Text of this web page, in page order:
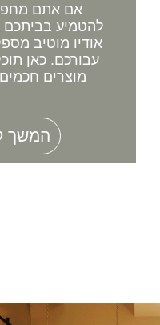
אם אתם
להטמיע
אודיו מוטיב
עבורכם. כאן
מוצרים
המשך